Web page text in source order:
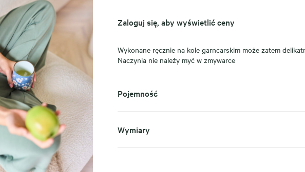
Zaloguj się, aby wyświetlić ceny
Wykonane ręcznie na kole garncarskim może zatem
Naczynia nie należy myć w zmywarce
Pojemność
Wymiary